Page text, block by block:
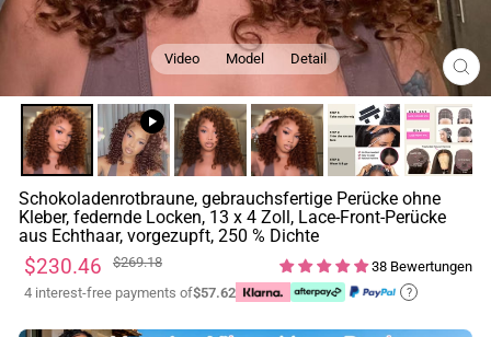
Video Model Detail
Schokoladenrotbraune, gebrauchsfertige Perücke ohne
Kleber, federnde Locken, 13 x 4 Zoll, Lace-Front-Perücke
aus Echthaar, vorgezupft, 250 % Dichte
Normaler
Preis
$269.18
Sonderpreis
$230.46
38 Bewertungen
4 interest-free payments of$57.62 ?